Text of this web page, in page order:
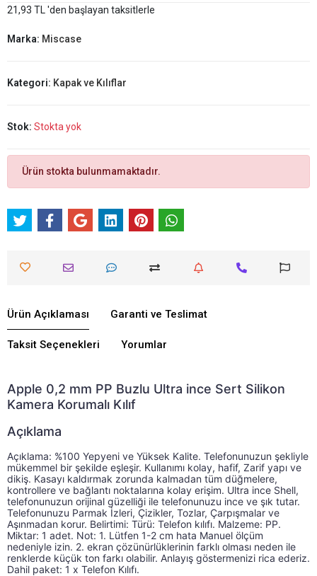
21,93 TL 'den başlayan taksitlerle
Marka: Miscase
Kategori: Kapak ve Kılıflar
Stok: Stokta yok
Ürün stokta bulunmamaktadır.
Ürün Açıklaması Garanti ve Teslimat
Taksit Seçenekleri Yorumlar
Apple 0,2 mm PP Buzlu Ultra ince Sert Silikon
Kamera Korumalı Kılıf
Açıklama
Açıklama: %100 Yepyeni ve Yüksek Kalite.
Açıklama: %100 Yepyeni ve Yüksek Kalite. Telefonunuzun şekliyle
mükemmel bir şekilde eşleşir. Kullanımı kolay, hafif, Zarif yapı ve
dikiş. Kasayı kaldırmak zorunda kalmadan tüm düğmelere,
kontrollere ve bağlantı noktalarına kolay erişim. Ultra ince Shell,
telefonunuzun orijinal güzelliği ile telefonunuzu ince ve şık tutar.
Telefonunuzu Parmak İzleri, Çizikler, Tozlar, Çarpışmalar ve
Aşınmadan korur. Belirtimi: Türü: Telefon kılıfı. Malzeme: PP.
Miktar: 1 adet. Not: 1. Lütfen 1-2 cm hata Manuel ölçüm
nedeniyle izin. 2. ekran çözünürlüklerinin farklı olması neden ile
renklerde küçük ton farkı olabilir. Anlayış göstermenizi rica ederiz.
Dahil paket: 1 x Telefon Kılıfı.